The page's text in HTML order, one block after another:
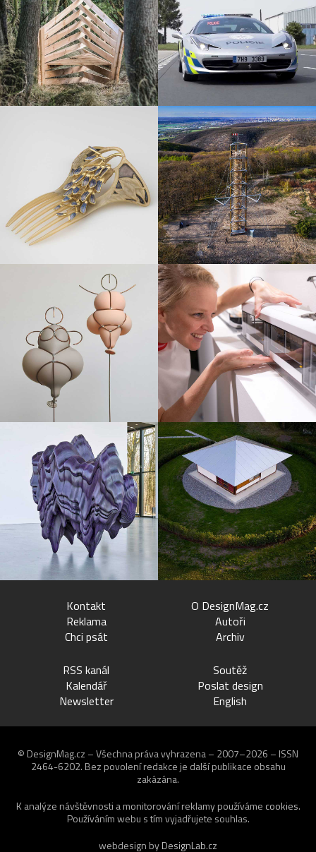
Kontakt
Reklama
Chci psát
O DesignMag.cz
Autoři
Archiv
RSS kanál
Kalendář
Newsletter
Soutěž
Poslat design
English
© DesignMag.cz – Všechna práva vyhrazena – 2007–2026 – ISSN
2464-6202. Bez povolení redakce je další publikace obsahu
zakázána.
K analýze návštěvnosti a monitorování reklamy používáme cookies.
Používáním webu s tím vyjadřujete souhlas.
webdesign byDesignLab.cz